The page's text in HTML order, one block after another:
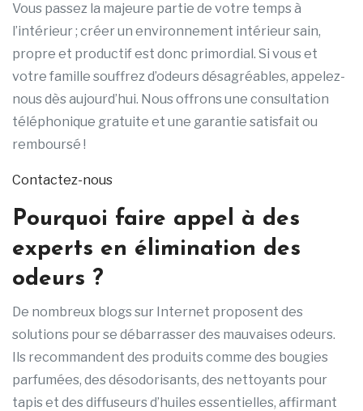
Vous passez la majeure partie de votre temps à
l’intérieur ; créer un environnement intérieur sain,
propre et productif est donc primordial. Si vous et
votre famille souffrez d’odeurs désagréables, appelez-
nous dès aujourd’hui. Nous offrons une consultation
téléphonique gratuite et une garantie satisfait ou
remboursé !
Contactez-nous
Pourquoi faire appel à des
experts en élimination des
odeurs ?
De nombreux blogs sur Internet proposent des
solutions pour se débarrasser des mauvaises odeurs.
Ils recommandent des produits comme des bougies
parfumées, des désodorisants, des nettoyants pour
tapis et des diffuseurs d’huiles essentielles, affirmant